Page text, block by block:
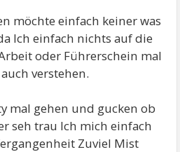
möchte einfach keiner was
Ich einfach nichts auf die
oder Führerschein mal
verstehen.
mal gehen und gucken ob
seh trau Ich mich einfach
Zuviel Mist